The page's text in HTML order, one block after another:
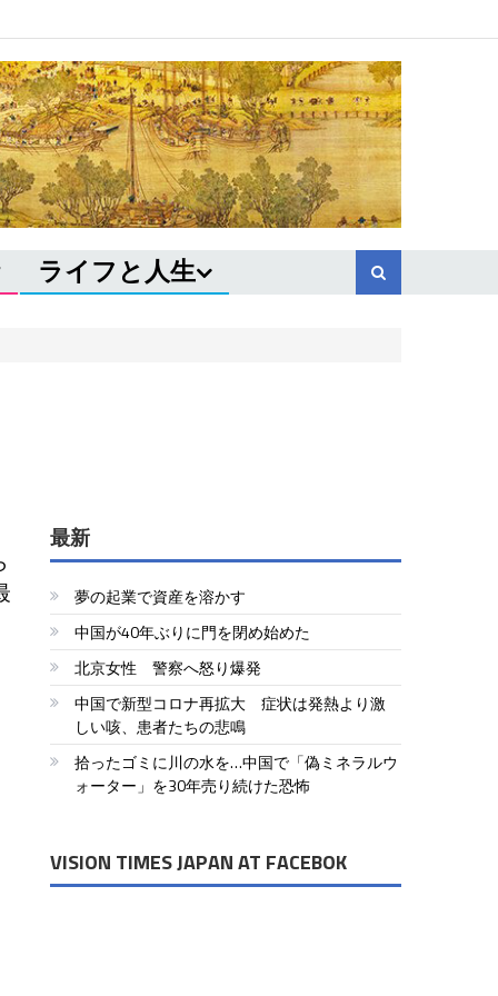
ライフと人生
最新
夢の起業で資産を溶かす
中国が40年ぶりに門を閉め始めた
北京女性 警察へ怒り爆発
中国で新型コロナ再拡大 症状は発熱より激
しい咳、患者たちの悲鳴
拾ったゴミに川の水を…中国で「偽ミネラルウ
ォーター」を30年売り続けた恐怖
VISION TIMES JAPAN AT FACEBOK